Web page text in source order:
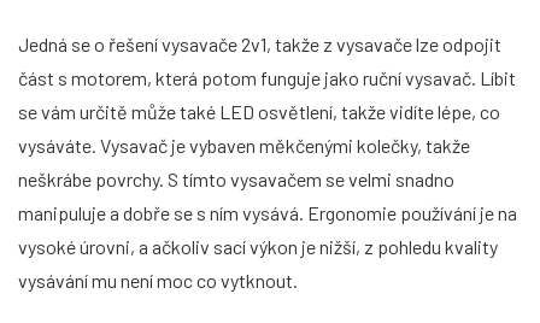
Jedná se o řešení vysavače 2v1, takže z vysavače lze odpojit
část s motorem, která potom funguje jako ruční vysavač. Líbit
se vám určitě může také LED osvětlení, takže vidíte lépe, co
vysáváte. Vysavač je vybaven měkčenými kolečky, takže
neškrábe povrchy. S tímto vysavačem se velmi snadno
manipuluje a dobře se s ním vysává. Ergonomie používání je na
vysoké úrovni, a ačkoliv sací výkon je nižší, z pohledu kvality
vysávání mu není moc co vytknout.